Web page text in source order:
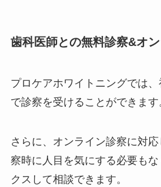
歯科医師との無料診察&オ
プロケアホワイトニングでは
で診察を受けることができます
さらに、オンライン診察に対
察時に人目を気にする必要も
クスして相談できます。